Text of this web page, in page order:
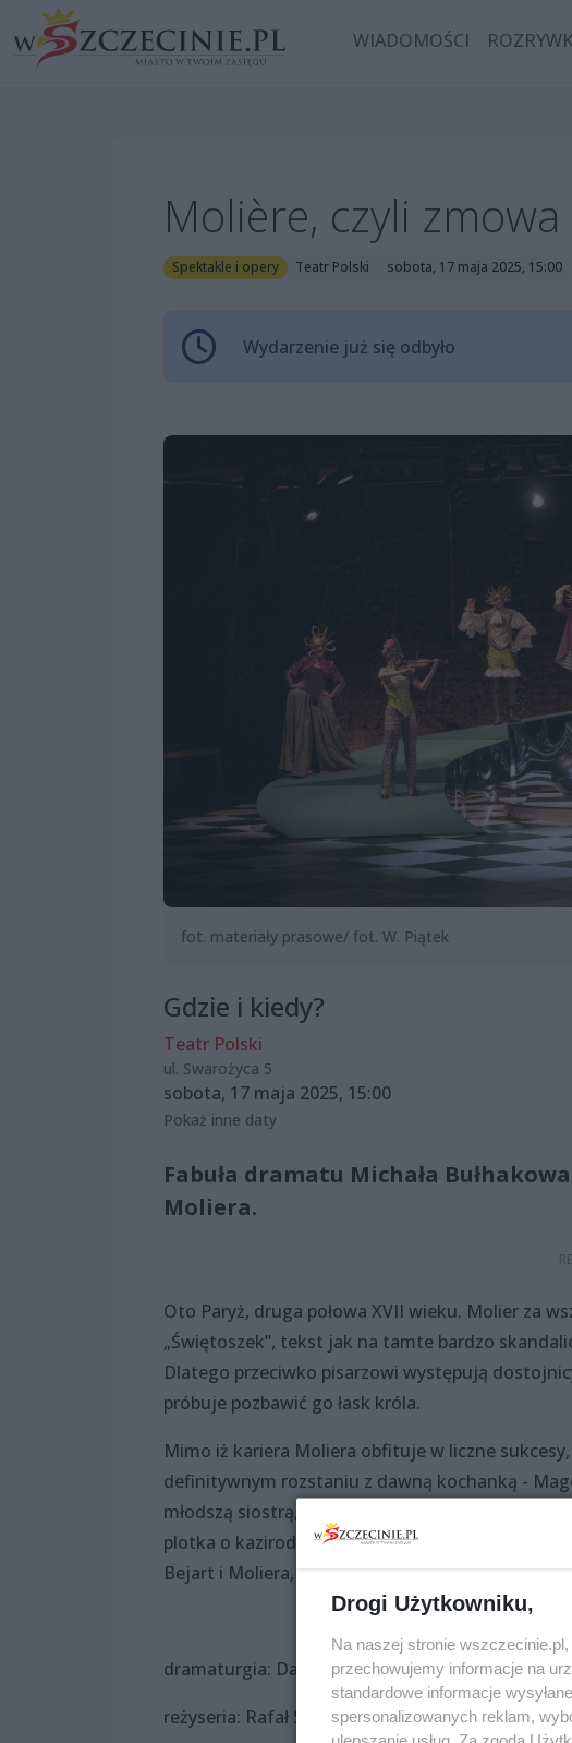
WIADOMOŚCI
Molière, czyli
Spektakle i opery Teatr Polski sobota, 17 maja 2025, 15:00
Wydarzenie już się odbyło
fot. materiały prasowe/ fot. W. Piątek
Gdzie i kiedy?
Teatr Polski
ul. Swarożyca 5
sobota, 17 maja 2025, 15:00
Pokaż inne daty
Fabuła dramatu Michała
Moliera.
Oto Paryż, druga połowa XVII wieku. Molier za
„Świętoszek”, tekst jak na tamte bardzo
Dlatego przeciwko pisarzowi występują
próbuje pozbawić go łask króla.
Mimo iż kariera Moliera obfituje w liczne
definitywnym rozstaniu z dawną kochanką -
młodszą siostrą, Armandą. Ta aktorka nie jest
plotka o kazirodczym związku Moliera i
Bejart i Moliera, która urodziła się podczas
dramaturgia: Daria Kubisiak
reżyseria: Rafał Szumski
Drogi Użytkowniku,
Na naszej stronie
przechowujemy informacje na
standardowe informacje
spersonalizowanych reklam,